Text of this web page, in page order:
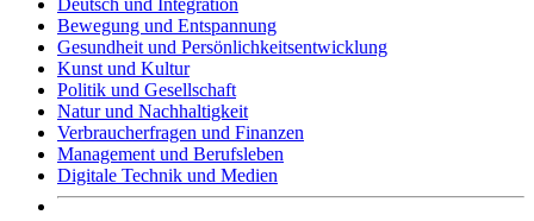
Bewegung und Entspannung
Gesundheit und Persönlichkeitsentwicklung
Kunst und Kultur
Politik und Gesellschaft
Natur und Nachhaltigkeit
Verbraucherfragen und Finanzen
Management und Berufsleben
Digitale Technik und Medien